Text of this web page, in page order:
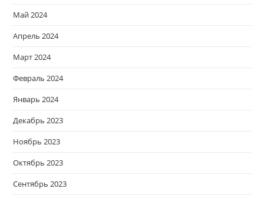
Май 2024
Апрель 2024
Март 2024
Февраль 2024
Январь 2024
Декабрь 2023
Ноябрь 2023
Октябрь 2023
Сентябрь 2023